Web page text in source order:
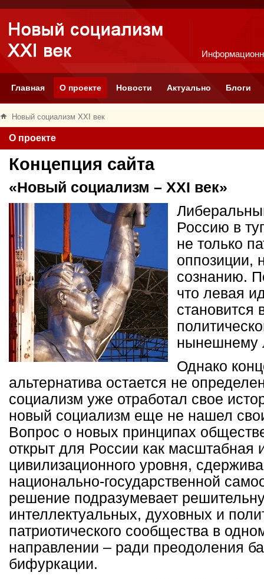
Главная О проекте Новости Актуально Блоги
Новый социализм XXI век
О проекте
Концепция сайта
«Новый социализм – XXI век»
Россию в
не только
оппозиции,
сознанию.
что левая
становится
нынешнему
Однако
альтернатива остается не
социализм уже отработал свое
новый социализм еще не нашел
Вопрос о новых принципах
открыт для России как масштабная
цивилизационного уровня,
национально-государственной
решение подразумевает
интеллектуальных, духовных и
патриотического сообщества в
направлении – ради преодоления
бифуркации.